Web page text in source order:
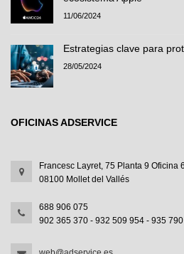
11/06/2024
Estrategias clave para
28/05/2024
OFICINAS ADSERVICE
Francesc Layret, 75 Planta 9 Oficina 6
08100 Mollet del Vallés
688 906 075
902 365 370 - 932 509 954 - 935